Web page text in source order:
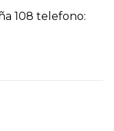
108 telefono: